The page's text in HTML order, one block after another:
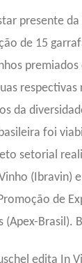
presente
de 15
premiados
da
foi
setorial
(Ibravin)
de
(Apex-Brasil).
edita In